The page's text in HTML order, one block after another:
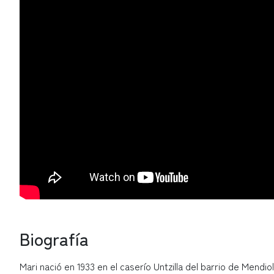
Biografía
Mari nació en 1933 en el caserío Untzilla del barrio de